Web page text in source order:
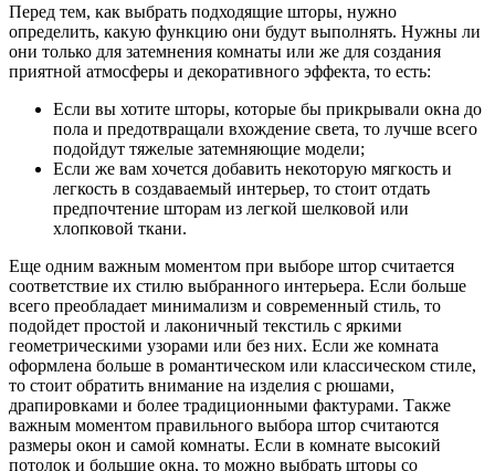
Перед тем, как выбрать подходящие шторы, нужно
определить, какую функцию они будут выполнять. Нужны ли
они только для затемнения комнаты или же для создания
приятной атмосферы и декоративного эффекта, то есть:
Если вы хотите шторы, которые бы прикрывали окна до
пола и предотвращали вхождение света, то лучше всего
подойдут тяжелые затемняющие модели;
Если же вам хочется добавить некоторую мягкость и
легкость в создаваемый интерьер, то стоит отдать
предпочтение шторам из легкой шелковой или
хлопковой ткани.
Еще одним важным моментом при выборе штор считается
соответствие их стилю выбранного интерьера. Если больше
всего преобладает минимализм и современный стиль, то
подойдет простой и лаконичный текстиль с яркими
геометрическими узорами или без них. Если же комната
оформлена больше в романтическом или классическом стиле,
то стоит обратить внимание на изделия с рюшами,
драпировками и более традиционными фактурами. Также
важным моментом правильного выбора штор считаются
размеры окон и самой комнаты. Если в комнате высокий
потолок и большие окна, то можно выбрать шторы со